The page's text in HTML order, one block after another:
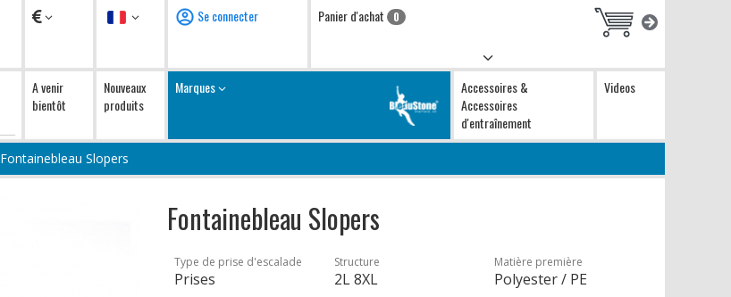
Devises Langue Se connecter Panier d'achat 0
A venir
bientôt
Nouveaux
produits
Marques
Accessoires &
Accessoires
d'entraînement
Videos
Fontainebleau Slopers
Fontainebleau Slopers
Type de prise d'escalade
Prises
Structure
2L 8XL
Matière première
Polyester / PE